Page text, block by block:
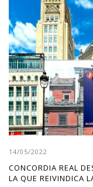
14/05/2022
CONCORDIA REAL
LA QUE REIVINDICA